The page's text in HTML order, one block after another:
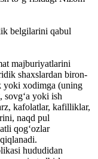
belgilarini qabul
majburiyatlarini
shaxslardan biron-
yoki xodimga (uning
sovg‘a yoki ish
kafolatlar, kafilliklar,
naqd pul
qog‘ozlar
hududidan